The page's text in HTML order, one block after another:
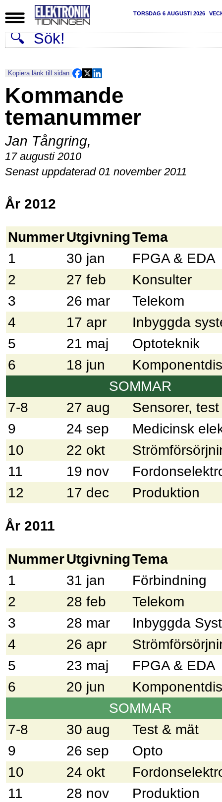
TORSDAG 6 AUGUSTI 2026
Kopiera länk till sidan
Kommande
temanummer
Jan Tångring,
17 augusti 2010
Senast uppdaterad 01 november 2011
År 2012
NummerUtgivningTema
1
30 jan
FPGA & EDA
2
27 feb
Konsulter
3
26 mar
Telekom
4
17 apr
Inbyggda
5
21 maj
Optoteknik
6
18 jun
SOMMAR
7-8
27 aug
Sensorer,
9
24 sep
Medicinsk
10
22 okt
11
19 nov
12
17 dec Produktion
År 2011
NummerUtgivningTema
1
31 jan
Förbindning
2
28 feb
Telekom
3
28 mar
Inbyggda
4
26 apr
5
23 maj
FPGA & EDA
6
20 jun
SOMMAR
7-8
30 aug
Test & mät
9
26 sep
Opto
10
24 okt
11
28 nov
Produktion